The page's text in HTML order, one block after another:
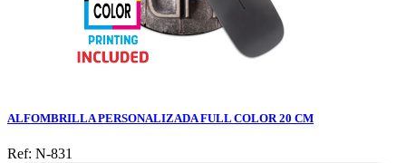
ALFOMBRILLA PERSONALIZADA FULL COLOR 20 CM
Ref: N-831